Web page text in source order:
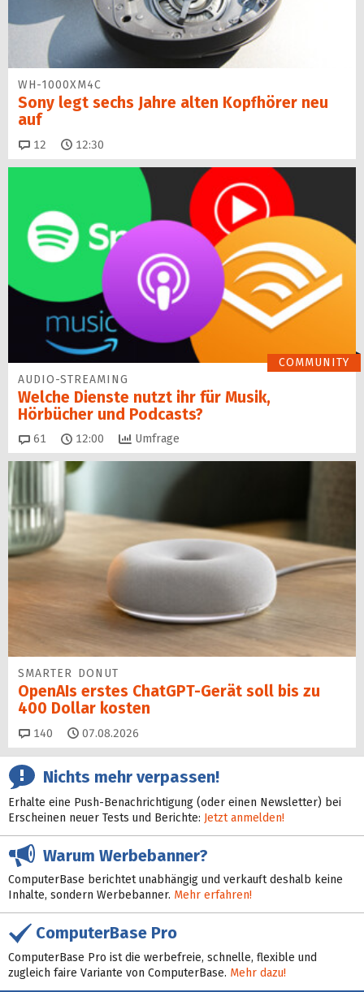
WH-1000XM4C
Sony legt sechs Jahre alten Kopfhörer neu
auf
12 Kommentare
12:30
COMMUNITY
AUDIO-STREAMING
Welche Dienste nutzt ihr für Musik,
Hörbücher und Podcasts?
61 Kommentare
12:00 Umfrage
SMARTER DONUT
OpenAIs erstes ChatGPT-Gerät soll bis zu
400 Dollar kosten
140 Kommentare
07.08.2026
Nichts mehr verpassen!
Erhalte eine Push-Benachrichtigung (oder einen Newsletter) bei
Erscheinen neuer Tests und Berichte: Jetzt anmelden!
Warum Werbebanner?
ComputerBase berichtet unabhängig und verkauft deshalb keine
Inhalte, sondern Werbebanner. Mehr erfahren!
ComputerBase Pro
ComputerBase Pro ist die werbefreie, schnelle, flexible und
zugleich faire Variante von ComputerBase. Mehr dazu!